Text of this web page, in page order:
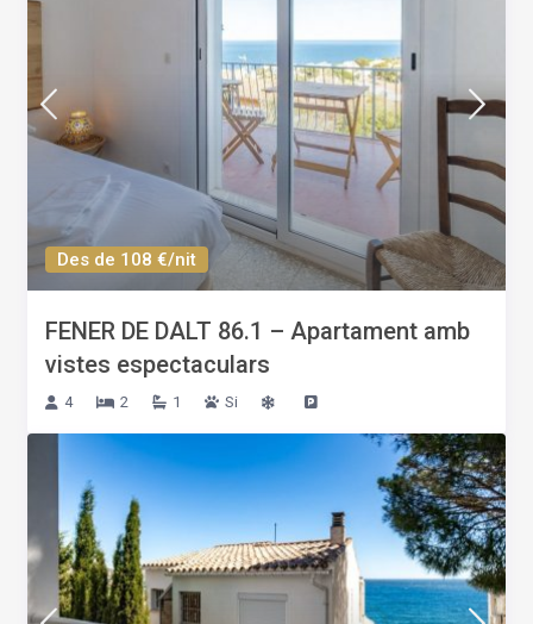
Des de 108 €/nit
FENER DE DALT 86.1 – Apartament amb
vistes espectaculars
4 2 1 Si